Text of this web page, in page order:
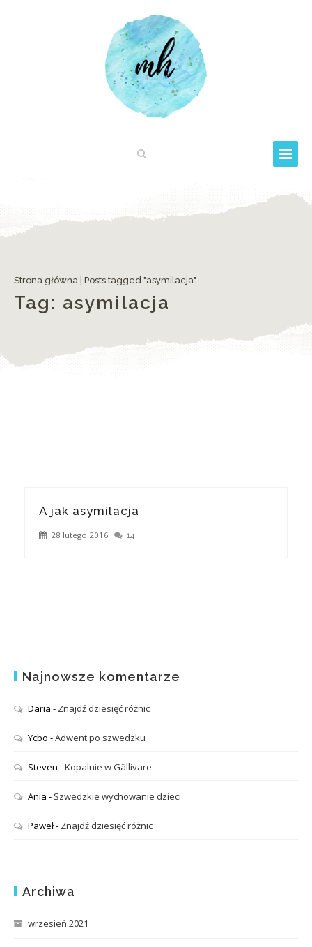
Strona główna Posts tagged "asymilacja"
Tag: asymilacja
A jak asymilacja
28 lutego 2016 14
Najnowsze komentarze
Daria - Znajdź dziesięć różnic
Ycbo -Adwent po szwedzku
Steven -Kopalnie w Gällivare
Ania - Szwedzkie wychowanie dzieci
Paweł- Znajdź dziesięć różnic
Archiwa
wrzesień 2021